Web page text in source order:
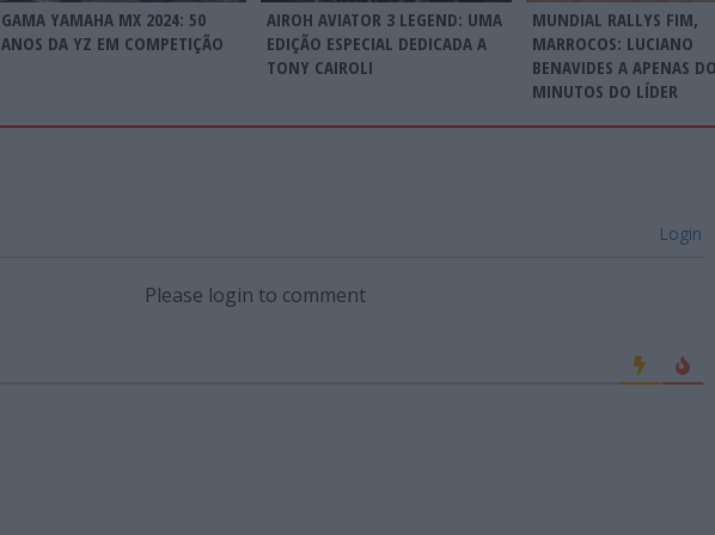
GAMA YAMAHA MX 2024: 50
ANOS DA YZ EM COMPETIÇÃO
AIROH AVIATOR 3 LEGEND: UMA
EDIÇÃO ESPECIAL DEDICADA A
TONY CAIROLI
MUNDIAL RALLYS FIM,
MARROCOS: LUCIANO
BENAVIDES A APENAS
MINUTOS DO LÍDER
Login
Please login to comment